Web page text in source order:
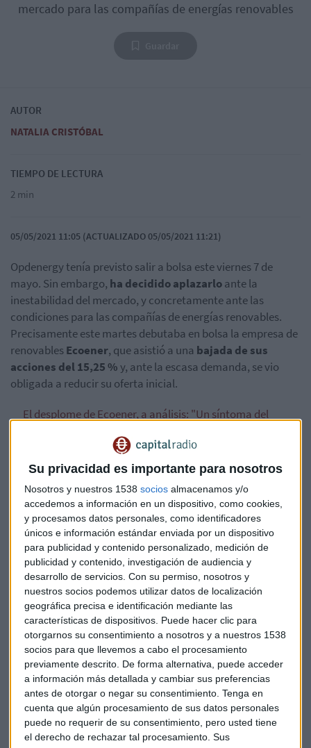
Su privacidad es importante para nosotros
Nosotros y nuestros 1538 socios almacenamos y/o
accedemos a información en un dispositivo, como cookies,
y procesamos datos personales, como identificadores
únicos e información estándar enviada por un dispositivo
para publicidad y contenido personalizado, medición de
publicidad y contenido, investigación de audiencia y
desarrollo de servicios. Con su permiso, nosotros y
nuestros socios podemos utilizar datos de localización
geográfica precisa e identificación mediante las
características de dispositivos. Puede hacer clic para
otorgarnos su consentimiento a nosotros y a nuestros 1538
socios para que llevemos a cabo el procesamiento
previamente descrito. De forma alternativa, puede acceder
a información más detallada y cambiar sus preferencias
antes de otorgar o negar su consentimiento. Tenga en
cuenta que algún procesamiento de sus datos personales
puede no requerir de su consentimiento, pero usted tiene
el derecho de rechazar tal procesamiento. Sus
mercado para las compañías de energías renovables
AUTOR
NATALIA CRISTÓBAL
TIEMPO DE LECTURA
2 min
05/05/2021 11:05 (ACTUALIZADO 05/05/2021 11:21)
Opdenergy tenía previsto salir a bolsa este viernes 7 de
mayo. Sin embargo, ha decidido aplazarloante la
inestabilidad del mercado, y concretamente ante las
condiciones para las compañías de energías renovables.
Precisamente este martes debutaba en bolsa la empresa de
renovablesEcoener, que asistió a una bajada de sus
acciones del 15,25 %y, ante la escasa demanda, se vio
obligada a reducir su oferta inicial.
El desplome de Ecoener, a análisis: "Un síntoma del
La idea prevista de
Opdenergy
era empezar a cotizar el
viernes a un precio de entre4,26 y 5,2 euros por acción
que se traduciría en una capitalización bursátil entre
926 millonesde euros.
Objetivos de su salida a bolsa
Con su salida a bolsa, la empresa del sector energética
esperaba obtener unosfondos brutos de
aproximadamente 375 millones
de euros mediante la
colocación de acciones de nueva emisión. Asimismo, tenía
como objetivo también acelerar su plan de negocio y
convertirse en un agente a gran escalaen Europa y
América.
Por otro lado, Opdenergy quería tener un papel activo en la
transición hacia la inversión sostenible, es decir,inversión
medioambiental, social y de gobierno corporativo, y